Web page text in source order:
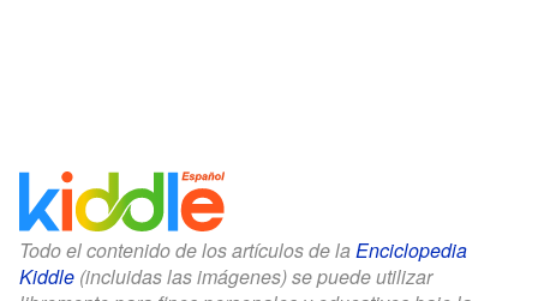
Todo el contenido de los artículos de la Enciclopedia
Kiddle (incluidas las imágenes) se puede utilizar